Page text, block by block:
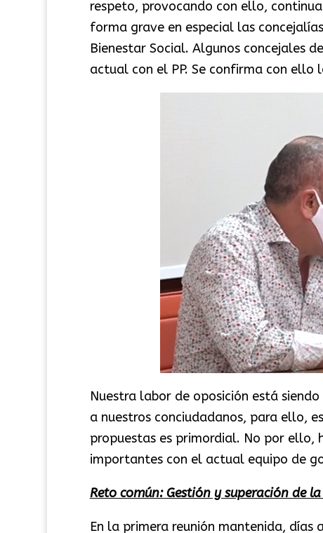
respeto, provocando con ello,
forma grave en especial las
Bienestar Social. Algunos concejales
actual con el PP. Se confirma con ello
Nuestra labor de oposición está
a nuestros conciudadanos, para ello,
propuestas es primordial. No por ello,
importantes con el actual equipo de
Reto común: Gestión y superación de
En la primera reunión mantenida,